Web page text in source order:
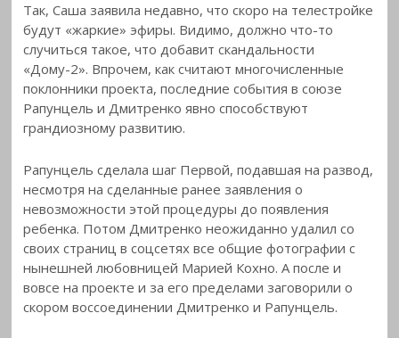
Так, Саша заявила недавно, что скоро на телестройке
будут «жаркие» эфиры. Видимо, должно что-то
случиться такое, что добавит скандальности
«Дому-2». Впрочем, как считают многочисленные
поклонники проекта, последние события в союзе
Рапунцель и Дмитренко явно способствуют
грандиозному развитию.
Рапунцель сделала шаг Первой, подавшая на развод,
несмотря на сделанные ранее заявления о
невозможности этой процедуры до появления
ребенка. Потом Дмитренко неожиданно удалил со
своих страниц в соцсетях все общие фотографии с
нынешней любовницей Марией Кохно. А после и
вовсе на проекте и за его пределами заговорили о
скором воссоединении Дмитренко и Рапунцель.